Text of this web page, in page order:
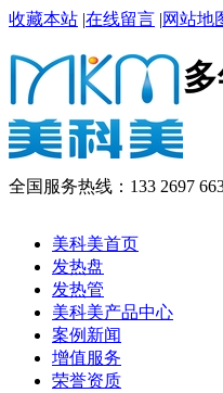
收藏本站 |在线留言 |网站地
全国服务热线： 133 2697
美科美首页
发热盘
发热管
美科美产品中心
案例新闻
增值服务
荣誉资质